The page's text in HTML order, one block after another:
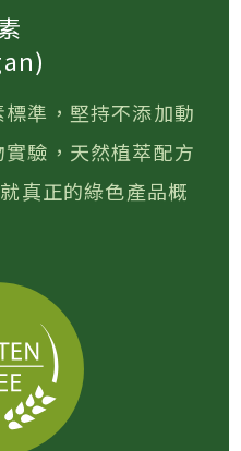
準，堅持不添加動
驗，天然植萃配方
真正的綠色產品概